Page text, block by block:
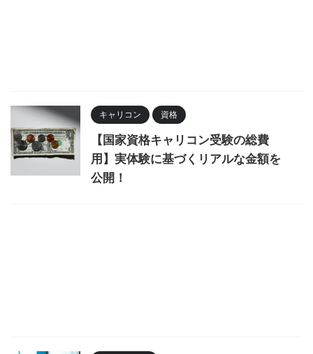
キャリコン 資格
【国家資格キャリコン受験の総費
用】実体験に基づくリアルな金額を
公開！